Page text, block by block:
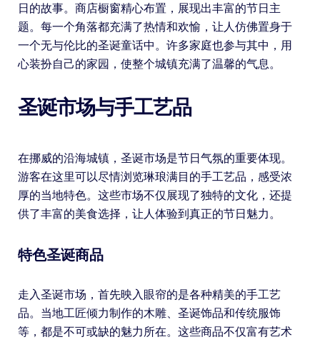
日的故事。商店橱窗精心布置，展现出丰富的节日主
题。每一个角落都充满了热情和欢愉，让人仿佛置身于
一个无与伦比的圣诞童话中。许多家庭也参与其中，用
心装扮自己的家园，使整个城镇充满了温馨的气息。
圣诞市场与手工艺品
在挪威的沿海城镇，圣诞市场是节日气氛的重要体现。
游客在这里可以尽情浏览琳琅满目的手工艺品，感受浓
厚的当地特色。这些市场不仅展现了独特的文化，还提
供了丰富的美食选择，让人体验到真正的节日魅力。
特色圣诞商品
走入圣诞市场，首先映入眼帘的是各种精美的手工艺
品。当地工匠倾力制作的木雕、圣诞饰品和传统服饰
等，都是不可或缺的魅力所在。这些商品不仅富有艺术